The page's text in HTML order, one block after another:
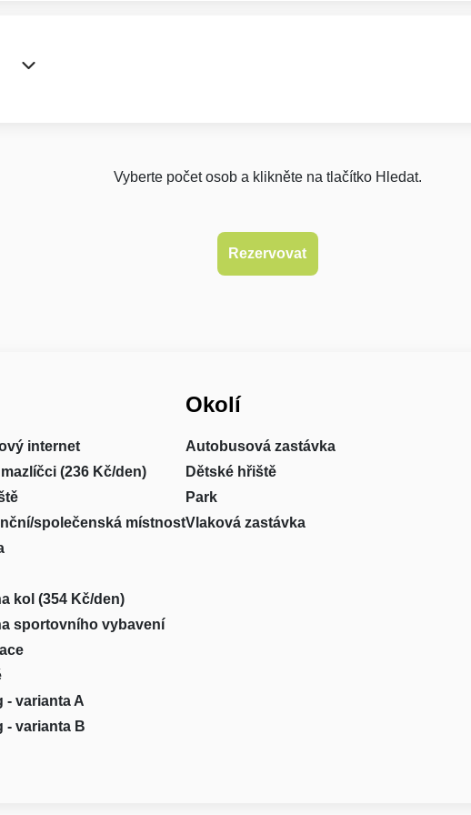
Vyberte počet osob a klikněte na tlačítko Hledat.
internet
(236 Kč/den)
společenská místnost
kol (354 Kč/den)
sportovního vybavení
- varianta A
- varianta B
Okolí
Autobusová zastávka
Dětské hřiště
Park
Vlaková zastávka